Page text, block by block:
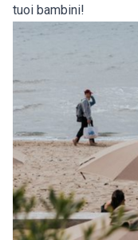
tuoi bambini!